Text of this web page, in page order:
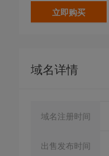
立即购买
域名详情
域名注册时间
出售发布时间